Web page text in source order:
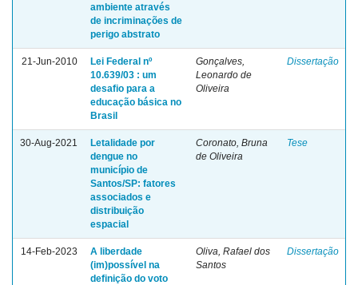
ambiente através
de incriminações de
perigo abstrato
21-Jun-2010
Lei Federal nº
10.639/03 : um
desafio para a
educação básica no
Brasil
Gonçalves,
Leonardo de
Oliveira
Dissertação
30-Aug-2021
Letalidade por
dengue no
município de
Santos/SP: fatores
associados e
distribuição
espacial
Coronato, Bruna
de Oliveira
Tese
14-Feb-2023
A liberdade
(im)possível na
definição do voto
Oliva, Rafael dos
Santos
Dissertação